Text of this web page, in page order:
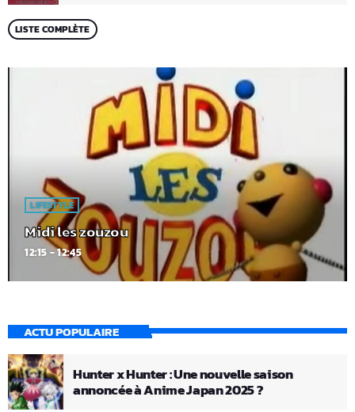
LISTE COMPLÈTE
LIFESTYLE
Midi les zouzou
12:15 - 12:45
ACTU POPULAIRE
Hunter x Hunter : Une nouvelle saison
annoncée à Anime Japan 2025 ?